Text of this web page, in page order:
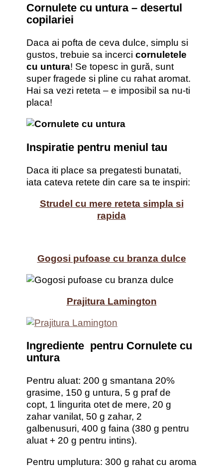
Cornulete cu untura – desertul
copilariei
Daca ai pofta de ceva dulce, simplu si
gustos, trebuie sa incerci cornuletele
cu untura! Se topesc in gură, sunt
super fragede si pline cu rahat aromat.
Hai sa vezi reteta – e imposibil sa nu-ti
placa!
Inspiratie pentru meniul tau
Daca iti place sa pregatesti bunatati,
iata cateva retete din care sa te inspiri:
Strudel cu mere reteta simpla si
rapida
Gogosi pufoase cu branza dulce
Prajitura Lamington
Ingrediente pentru Cornulete cu
untura
Pentru aluat: 200 g smantana 20%
grasime, 150 g untura, 5 g praf de
copt, 1 lingurita otet de mere, 20 g
zahar vanilat, 50 g zahar, 2
galbenusuri, 400 g faina (380 g pentru
aluat + 20 g pentru intins).
Pentru umplutura: 300 g rahat cu aroma